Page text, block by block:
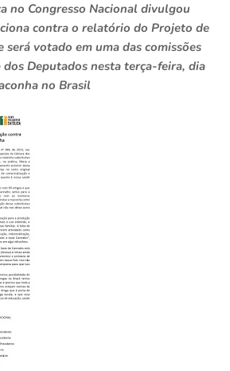
no Congresso Nacional divulgou
contra o relatório do Projeto de
será votado em uma das comissões
dos Deputados nesta terça-feira, dia
no Brasil